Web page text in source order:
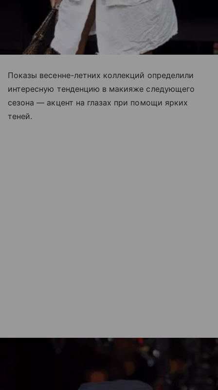
Показы весенне-летних коллекций определили
интересную тенденцию в макияже следующего
сезона — акцент на глазах при помощи ярких
теней.